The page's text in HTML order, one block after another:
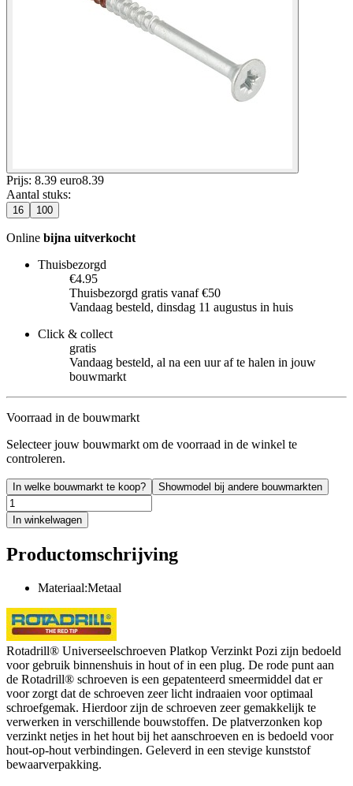
Prijs: 8.39 euro8.39
Aantal stuks:
16 100
Online bijna uitverkocht
Thuisbezorgd
€4.95
Thuisbezorgd gratis vanaf €50
Vandaag besteld, dinsdag 11 augustus in huis
Click & collect
gratis
Vandaag besteld, al na een uur af te halen in jouw
bouwmarkt
Voorraad in de bouwmarkt
Selecteer jouw bouwmarkt om de voorraad in de winkel te
controleren.
In welke bouwmarkt te koop? Showmodel bij andere bouwmarkten
In winkelwagen
Productomschrijving
Materiaal:Metaal
Rotadrill® Universeelschroeven Platkop Verzinkt Pozi zijn bedoeld
voor gebruik binnenshuis in hout of in een plug. De rode punt aan
de Rotadrill® schroeven is een gepatenteerd smeermiddel dat er
voor zorgt dat de schroeven zeer licht indraaien voor optimaal
schroefgemak. Hierdoor zijn de schroeven zeer gemakkelijk te
verwerken in verschillende bouwstoffen. De platverzonken kop
verzinkt netjes in het hout bij het aanschroeven en is bedoeld voor
hout-op-hout verbindingen. Geleverd in een stevige kunststof
bewaarverpakking.